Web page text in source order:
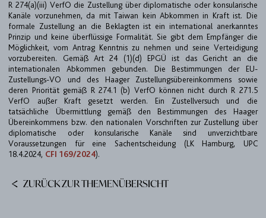
KARRIERE
KONTAKT
PORT
IMPRESSUM & DATENSCHUTZ
DE
R 274(a)(iii) VerfO die Zustellung über diplomatische oder konsularische
Kanäle vorzunehmen, da mit Taiwan kein Abkommen in Kraft ist. Die
formale Zustellung an die Beklagten ist ein international anerkanntes
Prinzip und keine überflüssige Formalität. Sie gibt dem Empfänger die
Möglichkeit, vom Antrag Kenntnis zu nehmen und seine Verteidigung
vorzubereiten. Gemäß Art 24 (1)(d) EPGÜ ist das Gericht an die
internationalen Abkommen gebunden. Die Bestimmungen der EU-
Zustellungs-VO und des Haager Zustellungsübereinkommens sowie
deren Priorität gemäß R 274.1 (b) VerfO können nicht durch R 271.5
VerfO außer Kraft gesetzt werden. Ein Zustellversuch und die
tatsächliche Übermittlung gemäß den Bestimmungen des Haager
Übereinkommens bzw. den nationalen Vorschriften zur Zustellung über
diplomatische oder konsularische Kanäle sind unverzichtbare
Voraussetzungen für eine Sachentscheidung (LK Hamburg, UPC
18.4.2024, CFI 169/2024).
ZURÜCK ZUR THEMENÜBERSICHT